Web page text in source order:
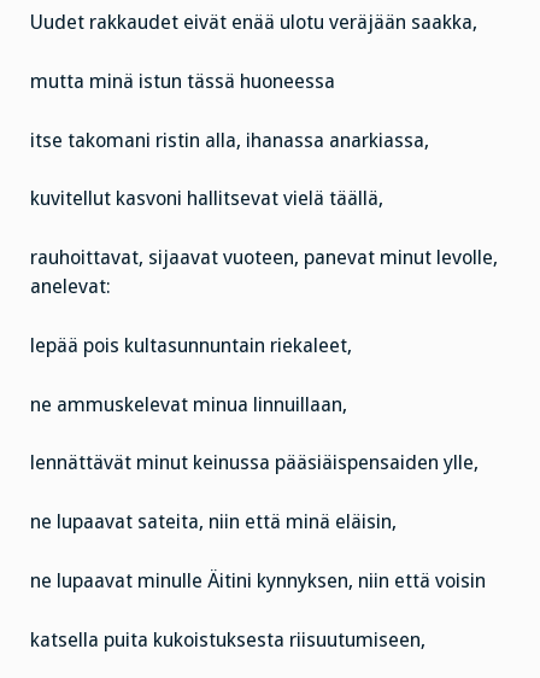
Uudet rakkaudet eivät enää ulotu veräjään saakka,
mutta minä istun tässä huoneessa
itse takomani ristin alla, ihanassa anarkiassa,
kuvitellut kasvoni hallitsevat vielä täällä,
rauhoittavat, sijaavat vuoteen, panevat minut levolle,
anelevat:
lepää pois kultasunnuntain riekaleet,
ne ammuskelevat minua linnuillaan,
lennättävät minut keinussa pääsiäispensaiden ylle,
ne lupaavat sateita, niin että minä eläisin,
ne lupaavat minulle Äitini kynnyksen, niin että voisin
katsella puita kukoistuksesta riisuutumiseen,